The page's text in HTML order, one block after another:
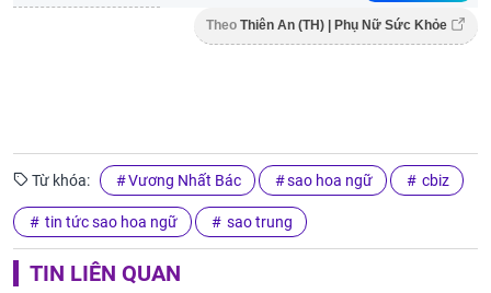
Theo Thiên An (TH) | Phụ Nữ Sức Khỏe
Từ khóa: Vương Nhất Bác sao hoa ngữ cbiz
tin tức sao hoa ngữ sao trung
TIN LIÊN QUAN